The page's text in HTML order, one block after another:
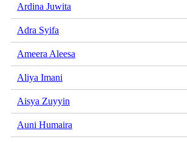
Ardina Juwita
Adra Syifa
Ameera Aleesa
Aliya Imani
Aisya Zuyyin
Auni Humaira